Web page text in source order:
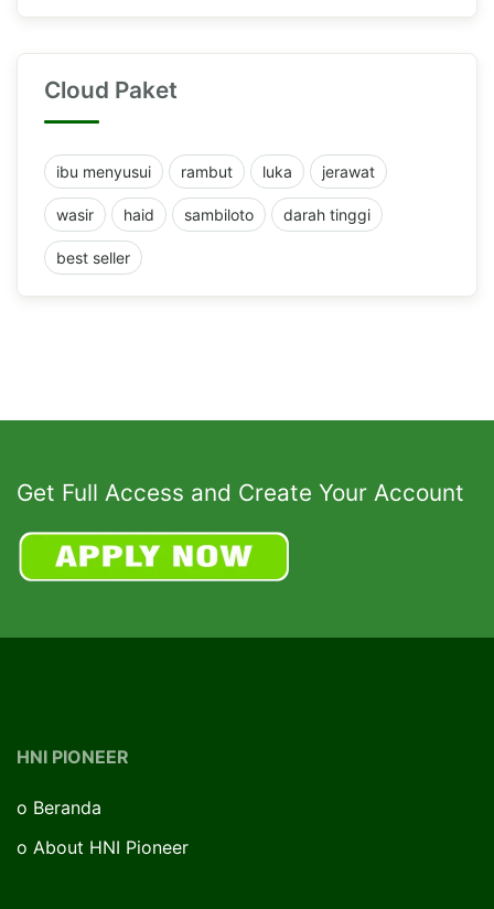
Cloud Paket
ibu menyusui rambut luka jerawat
wasir haid sambiloto darah tinggi
best seller
Get Full Access and Create Your Account
HNI PIONEER
o Beranda
o About HNI Pioneer